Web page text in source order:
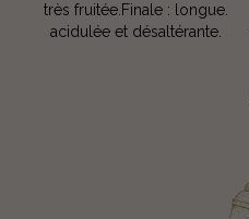
très fruitée.Finale : longue.
acidulée et désaltérante.